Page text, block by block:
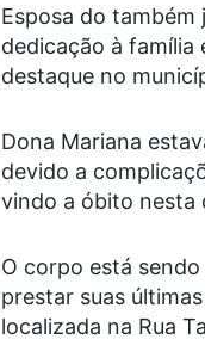
Esposa do também
dedicação à família
destaque no
Dona Mariana
devido a
vindo a óbito nesta
O corpo está
prestar suas
localizada na Rua